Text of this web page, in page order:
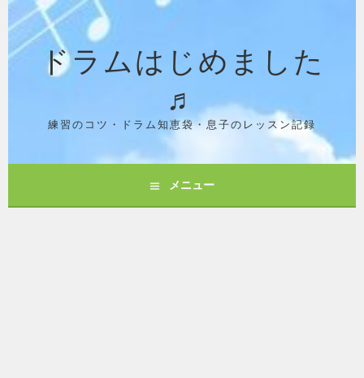
コ
ン
テ
ッ
ドラムはじめました
♬
練習のコツ・ドラム知恵袋・息子のレッスン記録
メニュー